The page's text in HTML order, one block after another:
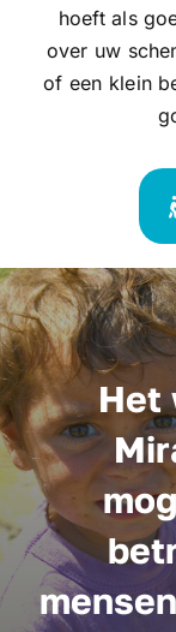
hoeft als
over uw
of een klein
Het